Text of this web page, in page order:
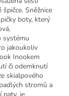
Sněžnice
boty, který
systému
jakoukoliv
Inookem
či odemknutí
skialpového
stromů a